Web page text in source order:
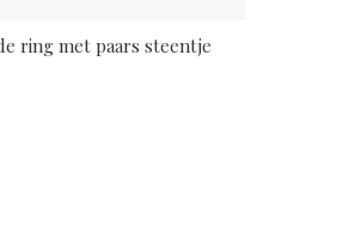
ring met paars steentje